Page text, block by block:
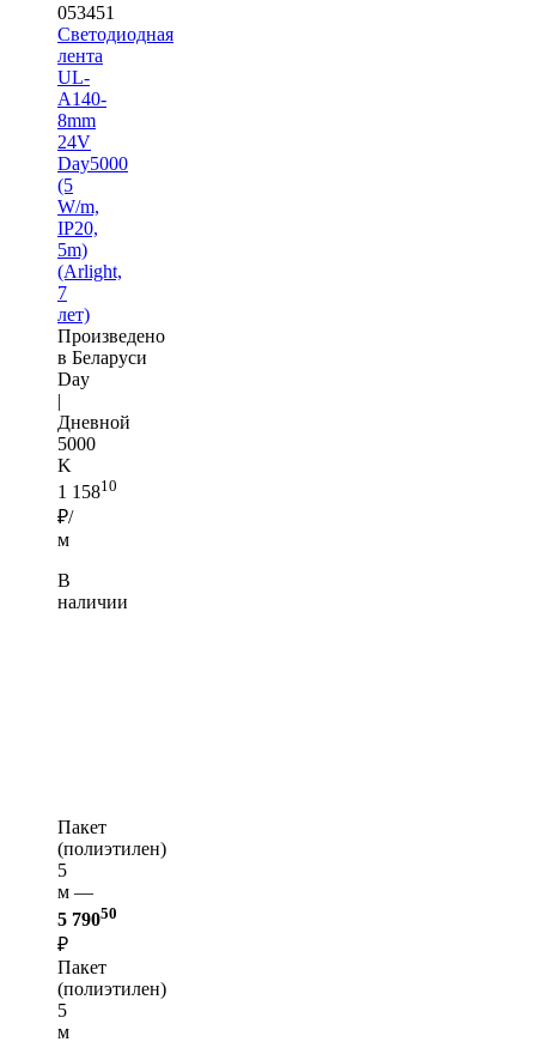
053451
Светодиодная
лента
UL-
A140-
8mm
24V
Day5000
(5
W/m,
IP20,
5m)
(Arlight,
7
лет)
Произведено
в Беларуси
Day
|
Дневной
5000
K
1 15810
₽/
м
В
наличии
Пакет
(полиэтилен)
5
м —
5 79050
₽
Пакет
(полиэтилен)
5
м